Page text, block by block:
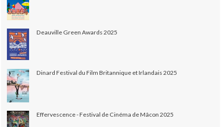
Deauville Green Awards 2025
Dinard Festival du Film Britannique et Irlandais 2025
Effervescence - Festival de Cinéma de Mâcon 2025